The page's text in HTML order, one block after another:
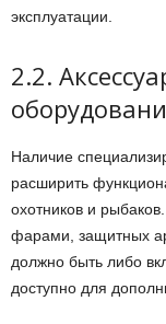
эксплуатации.
2.2.
Наличие
расширить
охотников и
фарами, защитных
должно быть либо
доступно для